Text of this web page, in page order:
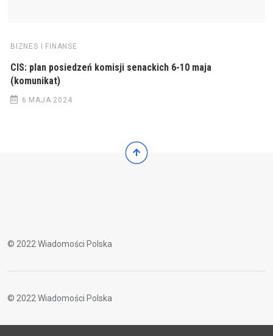
BIZNES I FINANSE
CIS: plan posiedzeń komisji senackich 6-10 maja
(komunikat)
6 MAJA 2024
© 2022 Wiadomości Polska
© 2022 Wiadomości Polska